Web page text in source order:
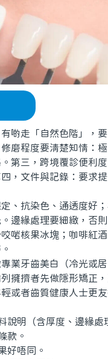
走「自然色階」，要
磨程度要清楚知情：
第三，跨境覆診便利
，文件與記錄：要求
、抗染色、通透度好
邊緣處理要細緻，否則
啱核果冰塊；咖啡紅
業牙齒美白（冷光或居
擁擠者先做隱形矯正
或者齒質健康人士更友
明（含厚度、邊緣處
款。
好唔同。